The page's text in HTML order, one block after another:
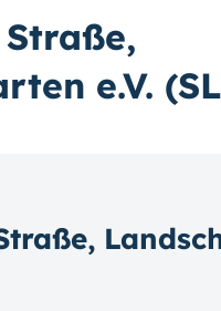
e.V.